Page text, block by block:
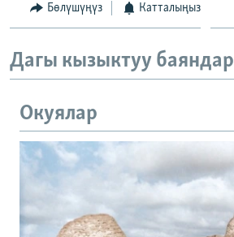
Бөлүшүңүз Катталыңыз
Дагы кызыктуу баяндар
Окуялар